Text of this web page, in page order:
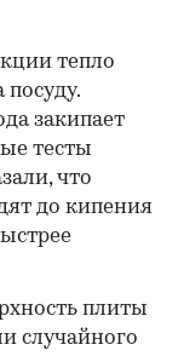
тепло
посуду.
закипает
тесты
что
до кипения
плиты
случайного